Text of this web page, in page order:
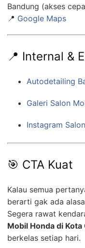
Bandung (akses
📍 Google Maps
📍 Internal &
Autodetailing
Galeri Salon
Instagram
🎯 CTA Kuat
Kalau semua
berarti gak ada
Segera rawat
Mobil Honda di Kota
berkelas setiap hari.